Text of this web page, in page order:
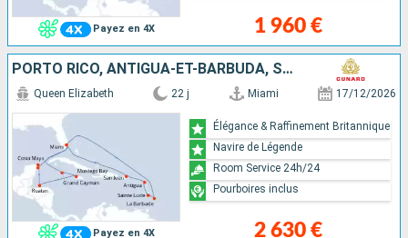
Payez en 4X 1 960 €
PORTO RICO, ANTIGUA-ET-BARBUDA, SAINTE-LUCIE, BARBADE, SAINT-MARTIN, ÉTATS-UNIS, CAÏMANS (ÎLES), JAMAÏQUE, HONDURAS, MEXIQUE
Payez en 4X
Queen Elizabeth 22 j Miami 17/12/2026
2 630 €
Élégance & Raffinement Britannique
Navire de Légende
Room Service 24h/24
Pourboires inclus